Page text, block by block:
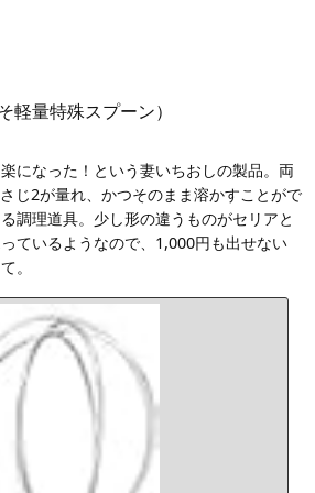
軽量特殊スプーン）
になった！という妻いちおしの製品。両
じ2が量れ、かつそのまま溶かすことがで
調理道具。少し形の違うものがセリアと
ているようなので、1,000円も出せない
。